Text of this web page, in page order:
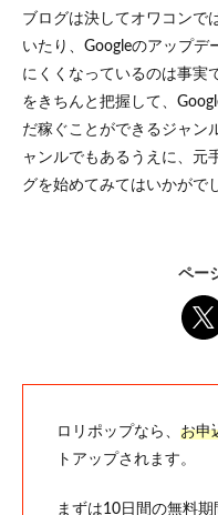
ブログは決してオワコンで
いたり、Googleのアップデ
にくくなっているのは事実
をきちんと把握して、
だ稼ぐことができるジャン
ャンルでもあるうえに、元
グを始めてみてはいかがで
ペー
ロリポップなら、 お申
トアップされます。
まずは10日間の無料